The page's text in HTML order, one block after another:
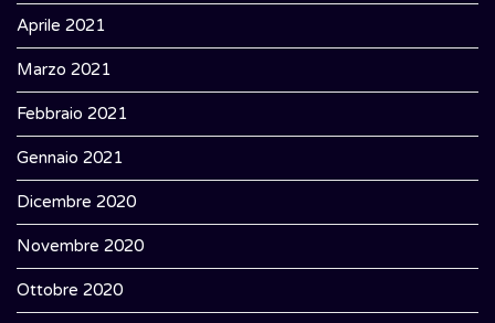
Aprile 2021
Marzo 2021
Febbraio 2021
Gennaio 2021
Dicembre 2020
Novembre 2020
Ottobre 2020